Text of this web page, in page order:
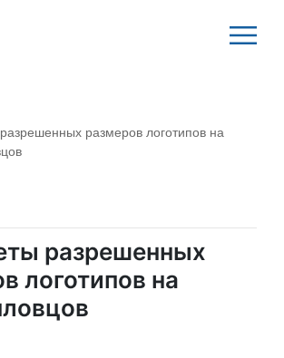
размеров логотипов на
разрешенных
логотипов на